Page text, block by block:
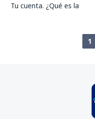
Tu cuenta. ¿Qué es la
1